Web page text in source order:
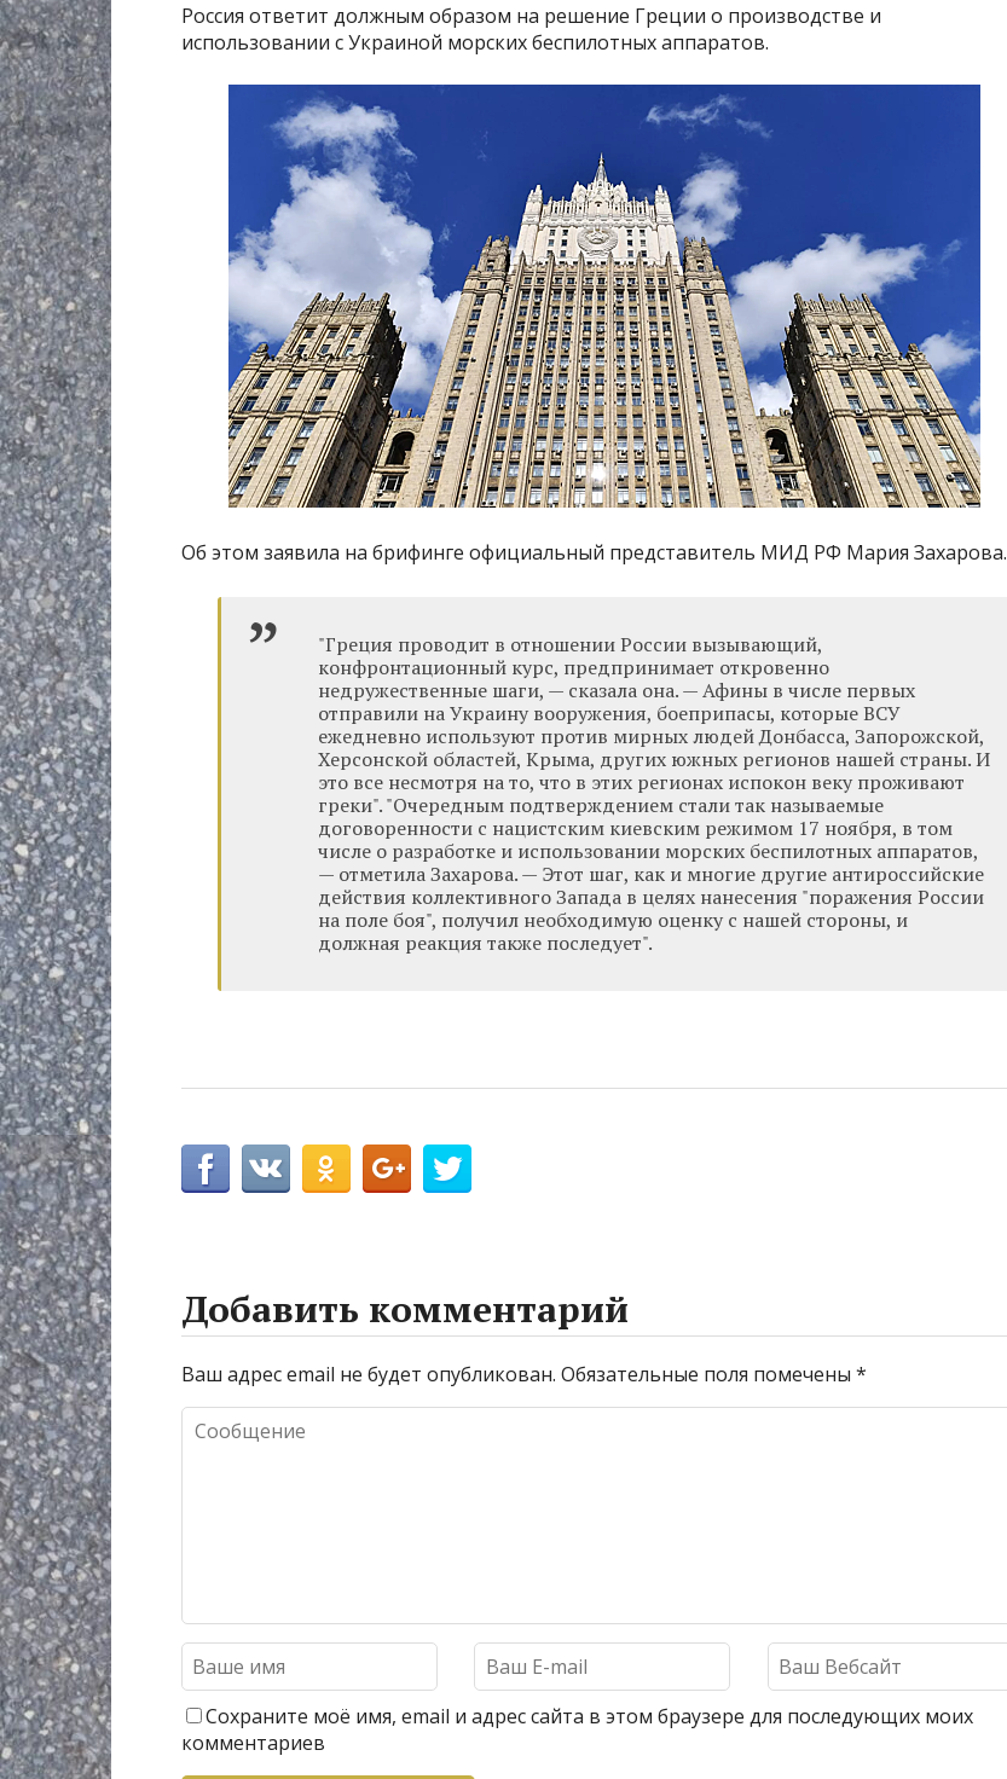
Россия ответит должным образом на решение Греции о производстве и
использовании с Украиной морских беспилотных аппаратов.
Об этом заявила на брифинге официальный представитель МИД РФ Мария Захарова.
"Греция проводит в отношении России вызывающий,
конфронтационный курс, предпринимает откровенно
недружественные шаги, — сказала она. — Афины в числе первых
отправили на Украину вооружения, боеприпасы, которые ВСУ
ежедневно используют против мирных людей Донбасса, Запорожской,
Херсонской областей, Крыма, других южных регионов нашей страны. И
это все несмотря на то, что в этих регионах испокон веку проживают
греки". "Очередным подтверждением стали так называемые
договоренности с нацистским киевским режимом 17 ноября, в том
числе о разработке и использовании морских беспилотных аппаратов,
— отметила Захарова. — Этот шаг, как и многие другие антироссийские
действия коллективного Запада в целях нанесения "поражения России
на поле боя", получил необходимую оценку с нашей стороны, и
должная реакция также последует".
Добавить комментарий
Ваш адрес email не будет опубликован. Обязательные поля помечены *
Сохраните моё имя, email и адрес сайта в этом браузере для последующих моих
комментариев